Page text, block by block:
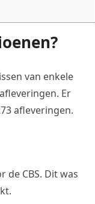
van enkele
Er
afleveringen.
de CBS. Dit was